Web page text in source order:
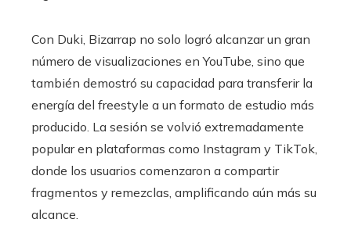
Con Duki, Bizarrap no solo logró alcanzar un gran
número de visualizaciones en YouTube, sino que
también demostró su capacidad para transferir la
energía del freestyle a un formato de estudio más
producido. La sesión se volvió extremadamente
popular en plataformas como Instagram y TikTok,
donde los usuarios comenzaron a compartir
fragmentos y remezclas, amplificando aún más su
alcance.